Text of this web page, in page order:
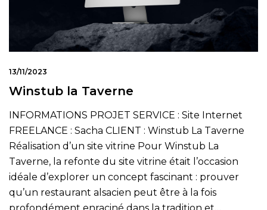
13/11/2023
Winstub la Taverne
INFORMATIONS PROJET SERVICE : Site Internet
FREELANCE : Sacha CLIENT : Winstub La Taverne
Réalisation d’un site vitrine Pour Winstub La
Taverne, la refonte du site vitrine était l’occasion
idéale d’explorer un concept fascinant : prouver
qu’un restaurant alsacien peut être à la fois